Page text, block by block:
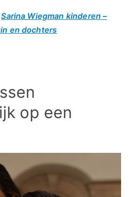
Sarina Wiegman kinderen –
en dochters
op een